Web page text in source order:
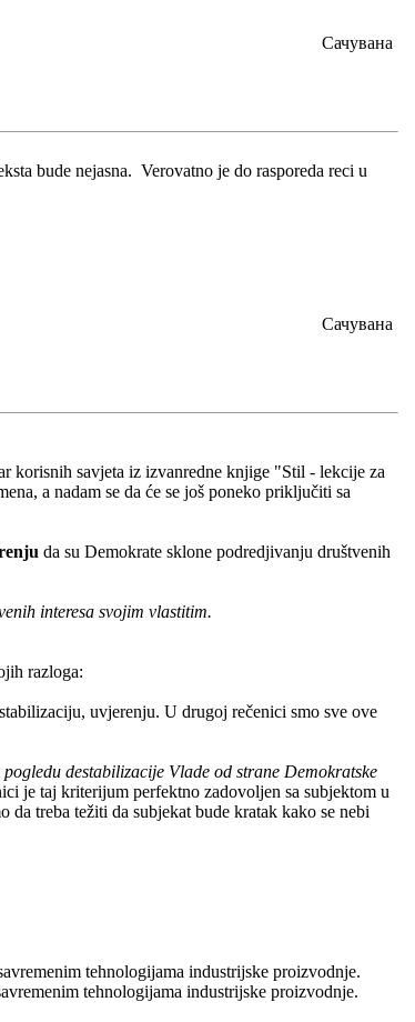
Сачувана
bude nejasna. Verovatno je do rasporeda reci u
Сачувана
korisnih savjeta iz izvanredne knjige "Stil - lekcije za
a nadam se da će se još poneko priključiti sa
da su Demokrate sklone podredjivanju društvenih
interesa svojim vlastitim.
razloga:
uvjerenju. U drugoj rečenici smo sve ove
pogledu destabilizacije Vlade od strane Demokratske
je taj kriterijum perfektno zadovoljen sa subjektom u
da treba težiti da subjekat bude kratak kako se nebi
tehnologijama industrijske proizvodnje.
tehnologijama industrijske proizvodnje.